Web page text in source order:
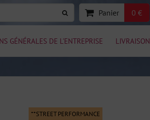
Panier 0 €
GÉNÉRALES DE L'ENTREPRISE LIVRAISON
**STREET PERFORMANCE